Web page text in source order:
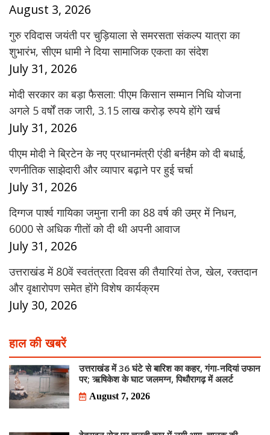
August 3, 2026
गुरु रविदास जयंती पर चुड़ियाला से समरसता संकल्प यात्रा का
शुभारंभ, सीएम धामी ने दिया सामाजिक एकता का संदेश
July 31, 2026
मोदी सरकार का बड़ा फैसला: पीएम किसान सम्मान निधि योजना
अगले 5 वर्षों तक जारी, 3.15 लाख करोड़ रुपये होंगे खर्च
July 31, 2026
पीएम मोदी ने ब्रिटेन के नए प्रधानमंत्री एंडी बर्नहैम को दी बधाई,
रणनीतिक साझेदारी और व्यापार बढ़ाने पर हुई चर्चा
July 31, 2026
दिग्गज पार्श्व गायिका जमुना रानी का 88 वर्ष की उम्र में निधन,
6000 से अधिक गीतों को दी थी अपनी आवाज
July 31, 2026
उत्तराखंड में 80वें स्वतंत्रता दिवस की तैयारियां तेज, खेल, रक्तदान
और वृक्षारोपण समेत होंगे विशेष कार्यक्रम
July 30, 2026
हाल की खबरें
उत्तराखंड में 36 घंटे से बारिश का कहर, गंगा-नदियां उफान
पर; ऋषिकेश के घाट जलमग्न, पिथौरागढ़ में अलर्ट
August 7, 2026